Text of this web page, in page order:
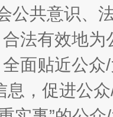
魏明亮
公共意识、
法有效地
面贴近公
息，促进公